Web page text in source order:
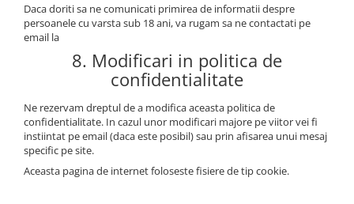
Daca doriti sa ne comunicati primirea de informatii despre
persoanele cu varsta sub 18 ani, va rugam sa ne contactati pe
email la
8. Modificari in politica de
confidentialitate
Ne rezervam dreptul de a modifica aceasta politica de
confidentialitate. In cazul unor modificari majore pe viitor vei fi
instiintat pe email (daca este posibil) sau prin afisarea unui mesaj
specific pe site.
Aceasta pagina de internet foloseste fisiere de tip cookie.